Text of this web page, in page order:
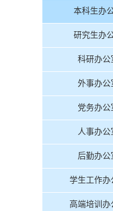
本科生办
研究生办
科研办公
外事办公
党务办公
人事办公
后勤办公
学生工作办
高端培训办